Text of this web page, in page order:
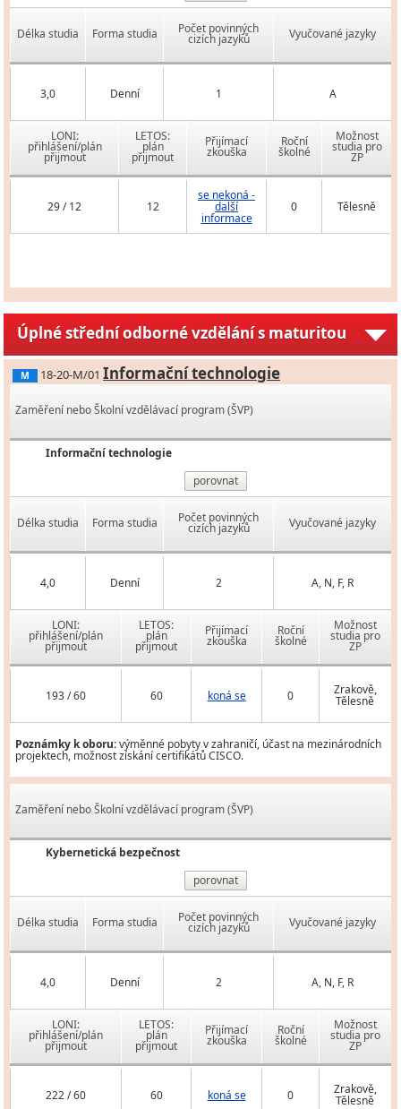
Délka studia Forma studia Počet povinných
cizích jazyků Vyučované jazyky
3,0 Denní 1 A
LONI:
přihlášení/plán
přijmout
LETOS:
plán
přijmout
Přijímací
zkouška
Roční
školné
Možnost
studia pro
ZP
29 / 12 12
se nekoná -
další
informace
0 Tělesně
Úplné střední odborné vzdělání s maturitou
M 18-20-M/01 Informační technologie
Zaměření nebo Školní vzdělávací program (ŠVP)
Informační technologie
porovnat
Délka studia Forma studia Počet povinných
cizích jazyků Vyučované jazyky
4,0 Denní 2 A, N, F, R
LONI:
přihlášení/plán
přijmout
LETOS:
plán
přijmout
Přijímací
zkouška
Roční
školné
Možnost
studia pro
ZP
193 / 60 60 koná se 0 Zrakově,
Tělesně
Poznámky k oboru:výměnné pobyty v zahraničí, účast na mezinárodních
projektech, možnost získání certifikátů CISCO.
Zaměření nebo Školní vzdělávací program (ŠVP)
Kybernetická bezpečnost
porovnat
Délka studia Forma studia Počet povinných
cizích jazyků Vyučované jazyky
4,0 Denní 2 A, N, F, R
LONI:
přihlášení/plán
přijmout
LETOS:
plán
přijmout
Přijímací
zkouška
Roční
školné
Možnost
studia pro
ZP
222 / 60 60 koná se 0 Zrakově,
Tělesně